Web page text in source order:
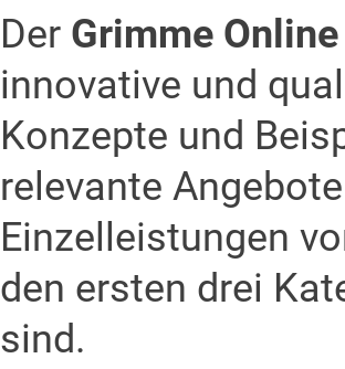
Der Grimme
innovative und
Konzepte und
relevante
Einzelleistungen
den ersten drei
sind.